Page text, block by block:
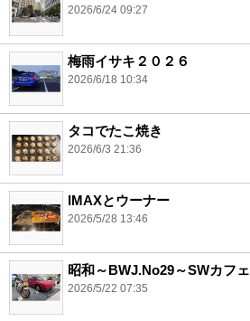
2026/6/24 09:27
梅雨イサキ２０２６
2026/6/18 10:34
タコでたこ焼き
2026/6/3 21:36
IMAXとウーナー
2026/5/28 13:46
昭和～BWJ.No29～SWカフェ
2026/5/22 07:35